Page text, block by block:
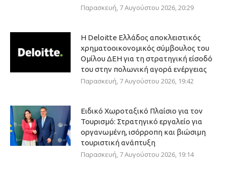
Παρασκευή, 7 Αυγούστου 2026, 20:29
Η Deloitte Ελλάδος αποκλειστικός
χρηματοοικονομικός σύμβουλος του
Ομίλου ΔΕΗ για τη στρατηγική είσοδό
του στην πολωνική αγορά ενέργειας
Παρασκευή, 7 Αυγούστου 2026, 19:42
Ειδικό Χωροταξικό Πλαίσιο για τον
Τουρισμό: Στρατηγικό εργαλείο για
οργανωμένη, ισόρροπη και βιώσιμη
τουριστική ανάπτυξη
Παρασκευή, 7 Αυγούστου 2026, 19:14